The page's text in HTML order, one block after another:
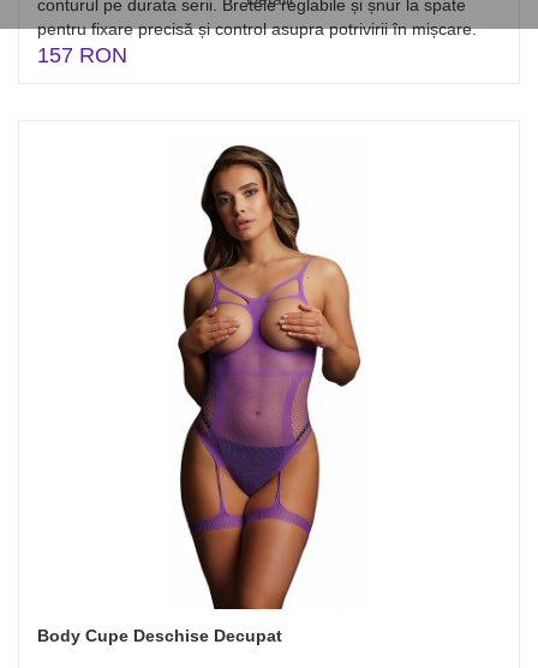
conturul pe durata serii. Bretele reglabile și șnur la spate
pentru fixare precisă și control asupra potrivirii în mișcare.
157 RON
Body Cupe Deschise Decupat